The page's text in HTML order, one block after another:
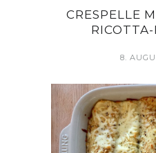
CRESPELLE
8.